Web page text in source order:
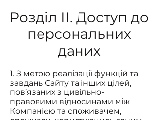
Розділ ІІ. Доступ до
персональних
даних
1. З метою реалізації функцій та
завдань Сайту та інших цілей,
пов’язаних з цивільно-
правовими відносинами між
Компанією та споживачем,